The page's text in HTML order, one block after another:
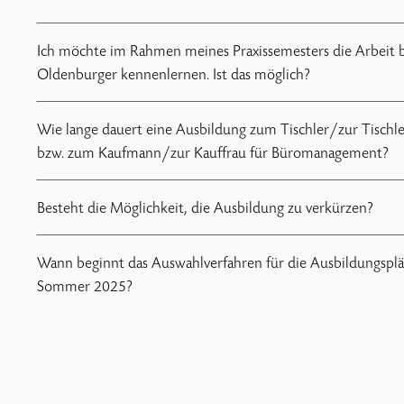
Ich möchte im Rahmen meines Praxissemesters die Arbeit
Oldenburger kennenlernen. Ist das möglich?
Wie lange dauert eine Ausbildung zum Tischler/zur
bzw. zum Kaufmann/zur Kauffrau für Büromanagement?
Besteht die Möglichkeit, die Ausbildung zu verkürzen?
Wann beginnt das Auswahlverfahren für die
Sommer 2025?